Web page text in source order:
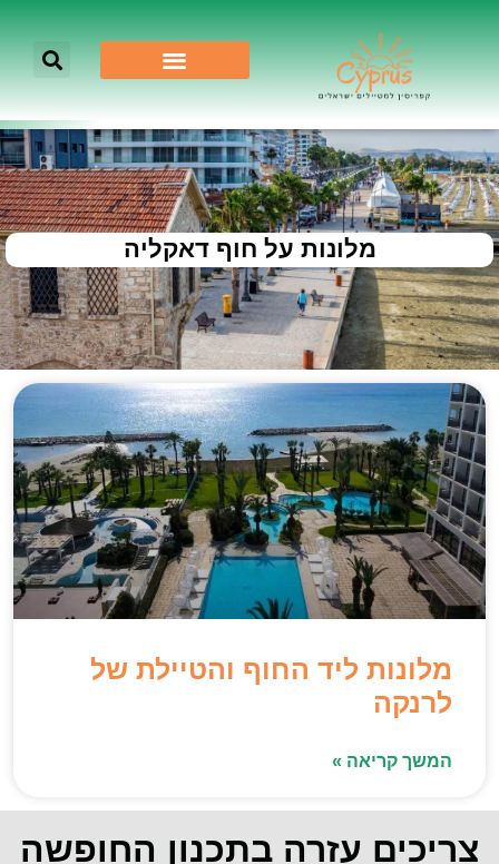
מלונות על חוף דאקליה
מלונות ליד החוף והטיילת של
לרנקה
המשך קריאה »
צריכים עזרה בתכנון החופשה